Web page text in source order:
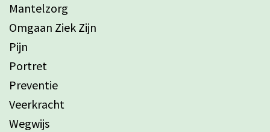
Mantelzorg
Omgaan Ziek Zijn
Pijn
Portret
Preventie
Veerkracht
Wegwijs